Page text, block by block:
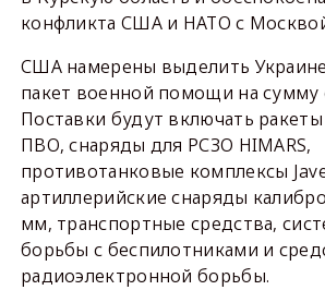
конфликта США и НАТО с
США намерены выделить
пакет военной помощи на сумму
Поставки будут включать
ПВО, снаряды для РСЗО HIMARS,
противотанковые комплексы
артиллерийские снаряды
мм, транспортные средства,
борьбы с беспилотниками и
радиоэлектронной борьбы.